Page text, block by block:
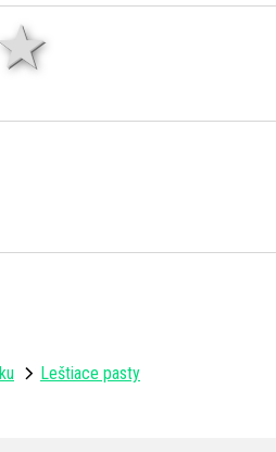
4 hviezdy
Leštiace pasty